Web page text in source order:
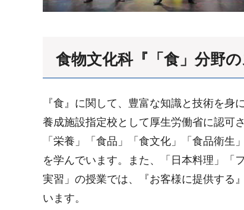
食物文化科『「食」分野
『食』に関して、豊富な知識と技術を
養成施設指定校として厚生労働省に認可
「栄養」「食品」「食文化」「食品衛
を学んでいます。また、「日本料理」「
実習」の授業では、『お客様に提供する
います。